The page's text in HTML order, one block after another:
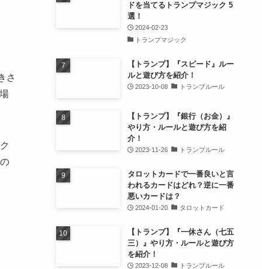
さ
ドを当てるトランプマジック 5
選！
2024-02-23
トランプマジック
【トランプ】『スピード』ルー
ルと遊び方を紹介！
2023-10-08 トランプルール
【トランプ】『銀行（お金）』
やり方・ルールと遊び方を紹
介！
2023-11-26 トランプルール
タロットカードで一番良いと言
われるカードはどれ？逆に一番
悪いカードは？
2024-01-20 タロットカード
【トランプ】『一休さん（七五
三）』やり方・ルールと遊び方
を紹介！
2023-12-08 トランプルール